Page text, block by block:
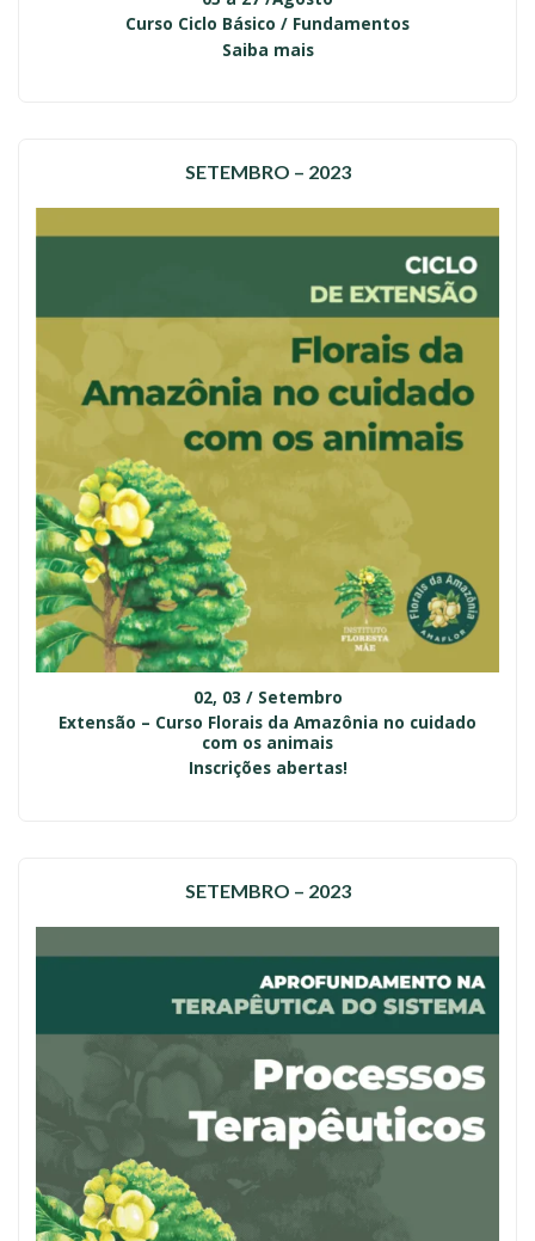
Curso Ciclo Básico / Fundamentos
Saiba mais
SETEMBRO – 2023
02, 03 / Setembro
Extensão – Curso Florais da Amazônia no cuidado
com os animais
Inscrições abertas!
SETEMBRO – 2023